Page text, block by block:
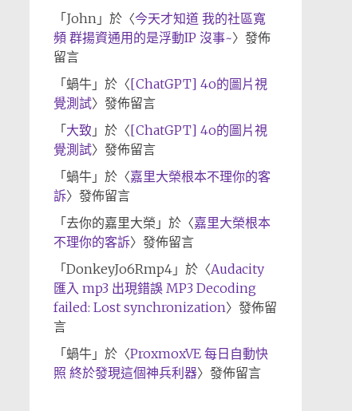
「 John」於〈今天才知道 我的社區寬
頻 群揚資通用的是浮動IP 沒事~〉發佈
留言
「 蝸牛」於〈[ChatGPT] 4o的圖片視
覺測試〉發佈留言
「 大致 」於〈[ChatGPT] 4o的圖片視
覺測試〉發佈留言
「 蝸牛」於〈嘉里大榮根本不理你的客
訴〉發佈留言
「 去你的嘉里大榮 」於〈嘉里大榮根本
不理你的客訴〉發佈留言
「 DonkeyJo6Rmp4」於〈Audacity
匯入 mp3 出現錯誤 MP3 Decoding
failed: Lost synchronization〉發佈留
言
「 蝸牛」於〈ProxmoxVE 每日自動快
照 終於發現這個神兵利器〉發佈留言